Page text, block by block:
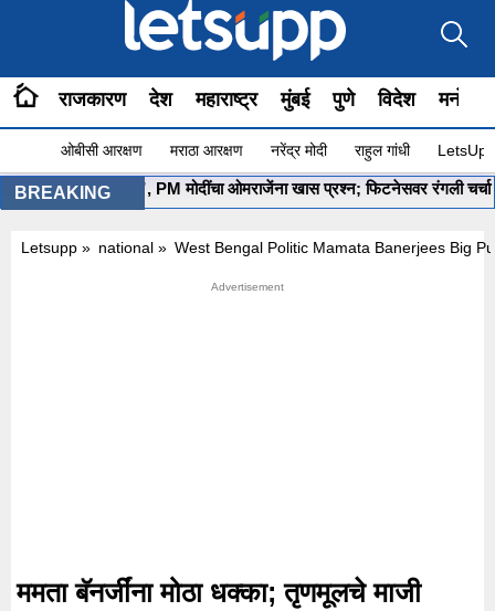
राजकारण देश महाराष्ट्र मुंबई पुणे विदेश
ओबीसी आरक्षण मराठा आरक्षण नरेंद्र मोदी राहुल गांधी
BREAKING
सुरू आहे ना?”, PM मोदींचा ओमराजेंना खास प्रश्न; फिटनेसवर रंगली चर्चा •
Letsupp » national » West Bengal Politic Mamata Banerjees Big
ममता बॅनर्जींना मोठा धक्का; तृणमूलचे माजी